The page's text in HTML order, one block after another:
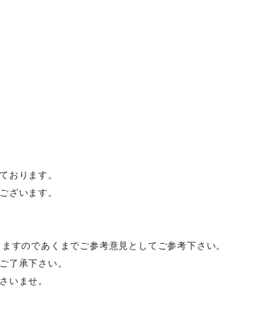
おります。
ざいます。
すのであくまでご参考意見としてご参考下さい。
了承下さい。
いませ。